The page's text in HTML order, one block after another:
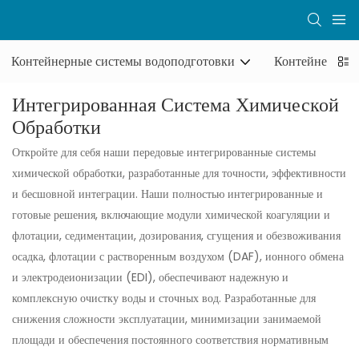
Контейнерные системы водоподготовки Контейнерные
Интегрированная Система Химической
Обработки
Откройте для себя наши передовые интегрированные системы
химической обработки, разработанные для точности, эффективности
и бесшовной интеграции. Наши полностью интегрированные и
готовые решения, включающие модули химической коагуляции и
флотации, седиментации, дозирования, сгущения и обезвоживания
осадка, флотации с растворенным воздухом (DAF), ионного обмена
и электродеионизации (EDI), обеспечивают надежную и
комплексную очистку воды и сточных вод. Разработанные для
снижения сложности эксплуатации, минимизации занимаемой
площади и обеспечения постоянного соответствия нормативным